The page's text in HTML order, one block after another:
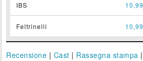
IBS 10,99
Feltrinelli 10,99
Recensione | Cast | Rassegna stampa |